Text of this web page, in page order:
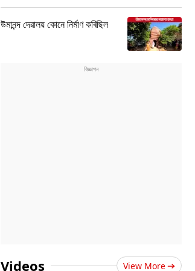
উমানন্দ দেৱালয় কোনে নিৰ্মাণ কৰিছিল
Videos View More